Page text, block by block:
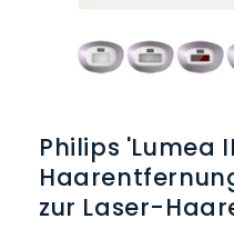
Modal
öffnen
Philips 'Lumea
zur Laser-